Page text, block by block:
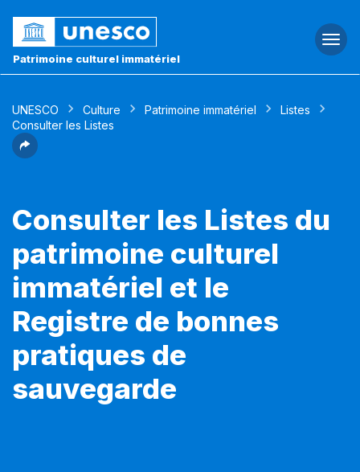
Patrimoine culturel immatériel
UNESCO Culture Patrimoine immatériel
Listes
Consulter les Listes
Consulter les Listes du
patrimoine culturel
immatériel et le
Registre de bonnes
pratiques de
sauvegarde